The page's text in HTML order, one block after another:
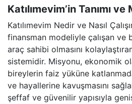
Katılımevim’in Tanımı
Katılımevim Nedir ve Nasıl
finansman modeliyle çalışan ve
araç sahibi olmasını
sistemidir. Misyonu, ekonomik
bireylerin faiz yüküne
ve hayallerine kavuşmasını
şeffaf ve güvenilir yapısıyla